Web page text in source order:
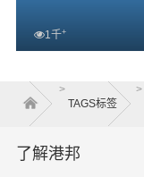
1千+
>
TAGS标签
>
了解港邦